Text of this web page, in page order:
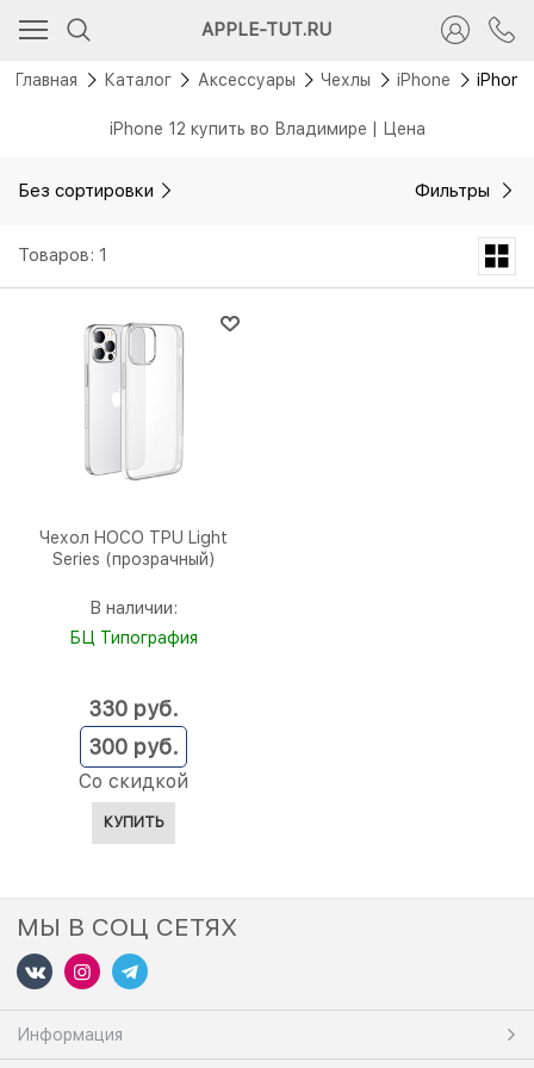
APPLE-TUT.RU
Главная Каталог Аксессуары Чехлы iPhone iPhone
iPhone 12 купить во Владимире | Цена
Без сортировки Фильтры
Товаров: 1
Чехол HOCO TPU Light
Series (прозрачный)
В наличии:
БЦ Типография
300 руб.
Со скидкой
330 руб.
КУПИТЬ
МЫ В СОЦ СЕТЯХ
Информация